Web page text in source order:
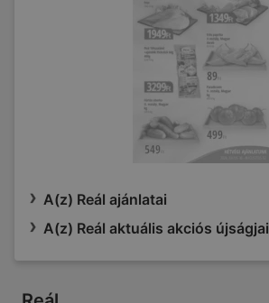
A(z) Reál ajánlatai
A(z) Reál aktuális akciós újságjai